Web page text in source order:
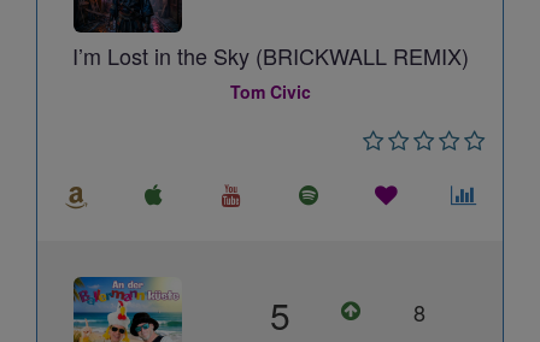
I’m Lost in the Sky (BRICKWALL REMIX)
Tom Civic
5 8